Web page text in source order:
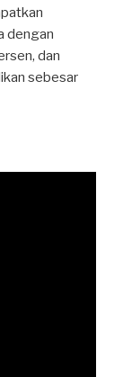
dengan
dan
sebesar